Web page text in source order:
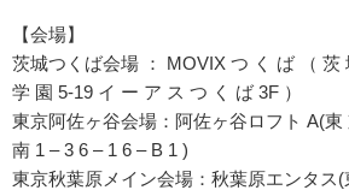
【会場】
茨城つくば会場 ： MOVIX つ く ば （ 茨
学 園 5-19 イ ー ア ス つ く ば 3F ）
東京阿佐ヶ谷会場：阿佐ヶ谷ロフト A(東
南 1 – 3 6 – 1 6 – B 1 )
東京秋葉原メイン会場：秋葉原エンタス